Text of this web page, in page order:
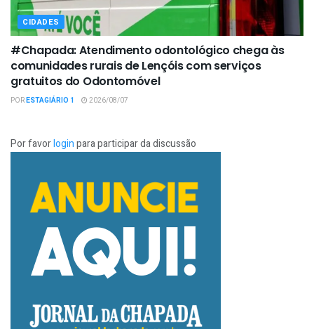
CIDADES
#Chapada: Atendimento odontológico chega às
comunidades rurais de Lençóis com serviços
gratuitos do Odontomóvel
PORESTAGIÁRIO 1 2026/08/07
Por favorloginpara participar da discussão